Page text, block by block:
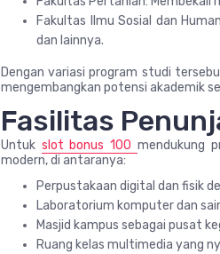
Fakultas Ilmu Sosial dan
dan lainnya.
Dengan variasi program studi
mengembangkan potensi akademik
Fasilitas
Untuk slot bonus 100 mendukung
modern, di antaranya:
Perpustakaan digital dan fisik
Laboratorium komputer dan
Masjid kampus sebagai pusat
Ruang kelas multimedia yang